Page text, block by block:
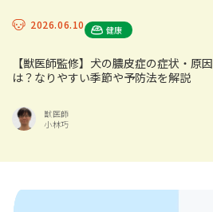
2026.06.10 健康
【獣医師監修】犬の膿皮症の症状・原因
は？なりやすい季節や予防法を解説
獣医師
小林巧